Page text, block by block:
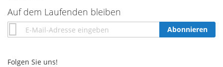
Auf dem Laufenden bleiben
Annmeldung
zum
Abonnieren
Folgen Sie uns!